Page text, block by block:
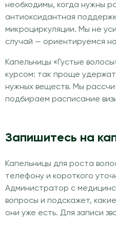
необходимы, когда нужны
антиоксидантная
микроциркуляции. Мы не
случай — ориентируемся
Капельницы «Густые
курсом: так проще
нужных веществ. Мы
подбираем расписание
Запишитесь на
Капельницы для роста
телефону и короткого
Администратор с
вопросы и подскажет,
они уже есть. Для записи